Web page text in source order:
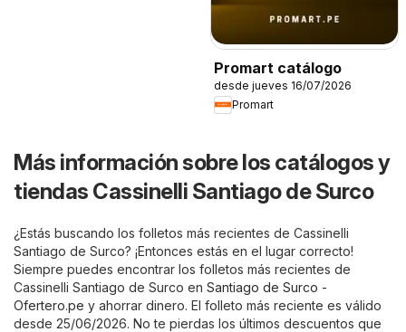
Promart catálogo
desde jueves 16/07/2026
Promart
Más información sobre los catálogos y
tiendas Cassinelli Santiago de Surco
¿Estás buscando los folletos más recientes de Cassinelli
Santiago de Surco? ¡Entonces estás en el lugar correcto!
Siempre puedes encontrar los folletos más recientes de
Cassinelli Santiago de Surco en Santiago de Surco -
Ofertero.pe y ahorrar dinero. El folleto más reciente es válido
desde 25/06/2026. No te pierdas los últimos descuentos que